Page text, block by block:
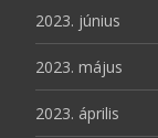
2023. június
2023. május
2023. április